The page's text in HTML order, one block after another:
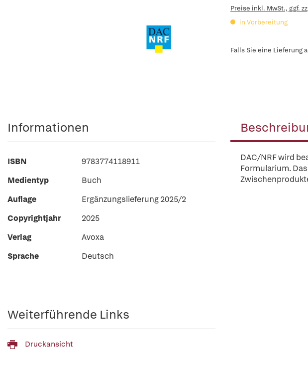
Preise inkl. MwSt., ggf.
in Vorbereitung
Falls Sie eine Lieferung
DAC/NRF wird
Formularium.
Informationen
ISBN
9783774118911
Medientyp
Buch
Auflage
Ergänzungslieferung 2025/2
Copyrightjahr
2025
Verlag
Avoxa
Sprache
Deutsch
Weiterführende Links
Druckansicht